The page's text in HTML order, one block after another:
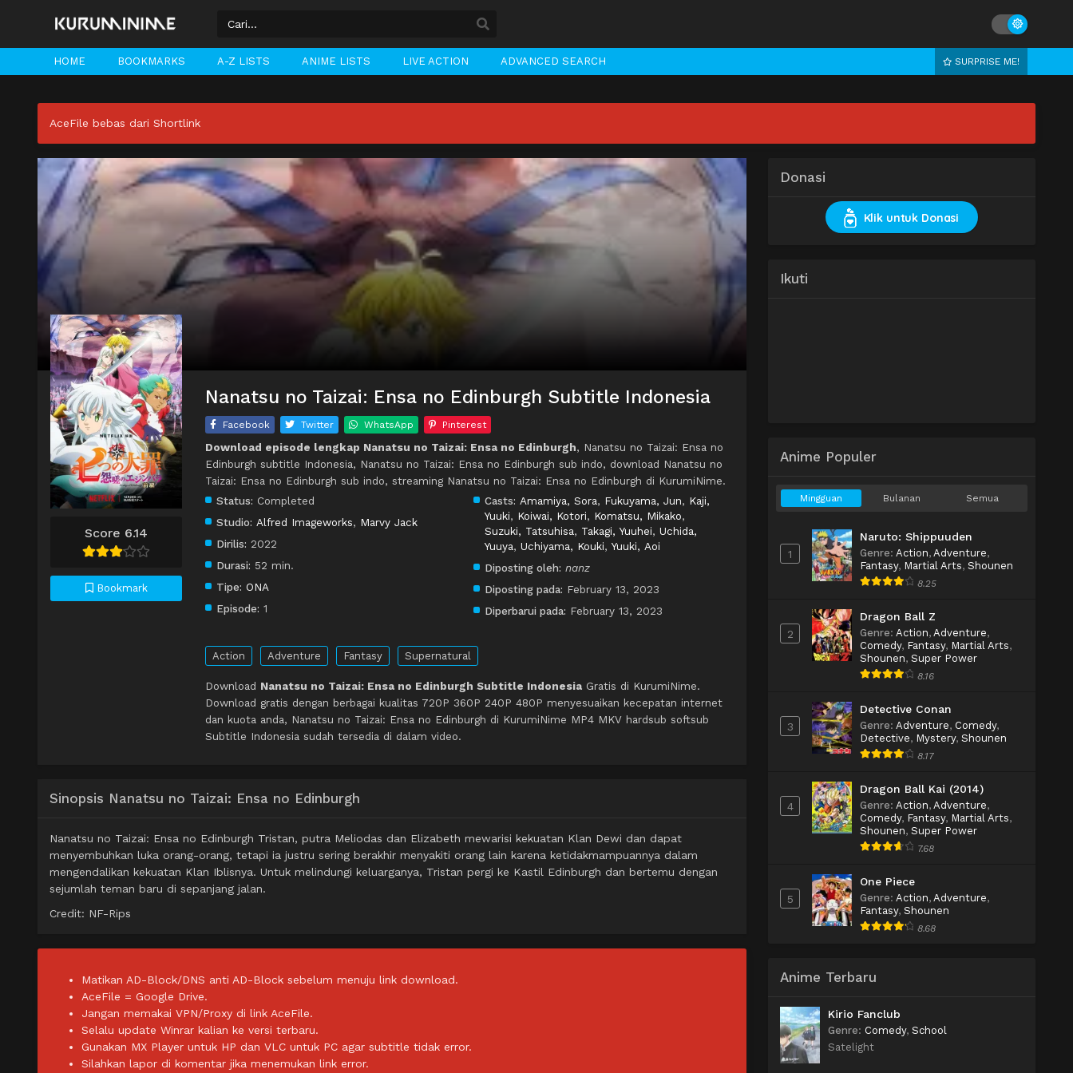
HOME BOOKMARKS A-Z LISTS ANIME LISTS LIVE ACTION ADVANCED SEARCH SURPRISE ME!
AceFile bebas dari Shortlink
Score 6.14
Bookmark
Nanatsu no Taizai: Ensa no Edinburgh Subtitle Indonesia
Facebook Twitter WhatsApp Pinterest
Download episode lengkap Nanatsu no Taizai: Ensa no Edinburgh, Nanatsu no Taizai: Ensa no
Edinburgh subtitle Indonesia, Nanatsu no Taizai: Ensa no Edinburgh sub indo, download Nanatsu no
Taizai: Ensa no Edinburgh sub indo, streaming Nanatsu no Taizai: Ensa no Edinburgh di KurumiNime.
Status: Completed
Studio: Alfred Imageworks, Marvy Jack
Dirilis: 2022
Durasi: 52 min.
Tipe: ONA
Episode: 1
Casts: Amamiya, Sora, Fukuyama, Jun, Kaji,
Yuuki, Koiwai, Kotori, Komatsu, Mikako,
Suzuki, Tatsuhisa, Takagi, Yuuhei, Uchida,
Yuuya, Uchiyama, Kouki, Yuuki, Aoi
Diposting oleh: nanz
Diposting pada: February 13, 2023
Diperbarui pada: February 13, 2023
Action Adventure Fantasy Supernatural
Download Nanatsu no Taizai: Ensa no Edinburgh Subtitle Indonesia Gratis di KurumiNime.
Download gratis dengan berbagai kualitas 720P 360P 240P 480P menyesuaikan kecepatan internet
dan kuota anda, Nanatsu no Taizai: Ensa no Edinburgh di KurumiNime MP4 MKV hardsub softsub
Subtitle Indonesia sudah tersedia di dalam video.
Sinopsis Nanatsu no Taizai: Ensa no Edinburgh
Nanatsu no Taizai: Ensa no Edinburgh Tristan, putra Meliodas dan Elizabeth mewarisi kekuatan Klan Dewi dan dapat
menyembuhkan luka orang-orang, tetapi ia justru sering berakhir menyakiti orang lain karena ketidakmampuannya dalam
mengendalikan kekuatan Klan Iblisnya. Untuk melindungi keluarganya, Tristan pergi ke Kastil Edinburgh dan bertemu dengan
sejumlah teman baru di sepanjang jalan.
Credit: NF-Rips
Matikan AD-Block/DNS anti AD-Block sebelum menuju link download.
AceFile = Google Drive.
Jangan memakai VPN/Proxy di link AceFile.
Selalu update Winrar kalian ke versi terbaru.
Gunakan MX Player untuk HP dan VLC untuk PC agar subtitle tidak error.
Silahkan lapor di komentar jika menemukan link error.
Donasi
Klik untuk Donasi
Ikuti
Anime Populer
Mingguan Bulanan Semua
1
Naruto: Shippuuden
Genre: Action, Adventure,
Fantasy, Martial Arts, Shounen
8.25
2
Dragon Ball Z
Genre: Action, Adventure,
Comedy, Fantasy, Martial Arts,
Shounen, Super Power
8.16
3
Detective Conan
Genre: Adventure, Comedy,
Detective, Mystery, Shounen
8.17
4
Dragon Ball Kai (2014)
Genre: Action, Adventure,
Comedy, Fantasy, Martial Arts,
Shounen, Super Power
7.68
5
One Piece
Genre: Action, Adventure,
Fantasy, Shounen
8.68
Anime Terbaru
Kirio Fanclub
Genre: Comedy, School
Satelight